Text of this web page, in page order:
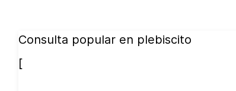
Consulta popular en plebiscito
[